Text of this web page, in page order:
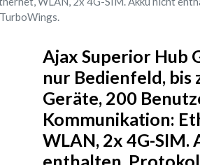
Ajax Superior Hub
nur Bedienfeld, bis
Geräte, 200
Kommunikation:
WLAN, 2x 4G-SIM.
enthalten.